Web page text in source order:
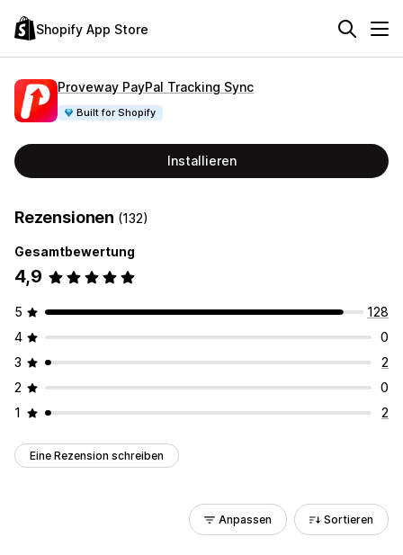
Shopify App Store
Proveway PayPal Tracking Sync
Built for Shopify
Installieren
Rezensionen (132)
Gesamtbewertung
4,9
5
128
4
0
3
2
2
0
1
2
Eine Rezension schreiben
Anpassen Sortieren